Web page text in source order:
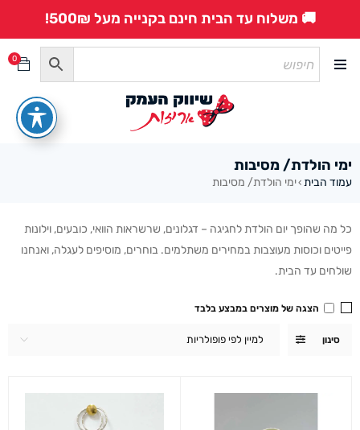
🚚 משלוח עד הבית חינם בקנייה מעל 500₪!
0
ימי הולדת/ מסיבות
עמוד הבית ›ימי הולדת/ מסיבות
כל מה שהופך יום הולדת לחגיגה – דגלונים, שרשראות הוואי, כובעים, וילונות
פייטים וכוסות מעוצבות במחירים משתלמים. בוחרים, מוסיפים לעגלה, ואנחנו
שולחים עד הבית.
סינון למיין לפי פופולריות
הצגה של מוצרים במבצע בלבד